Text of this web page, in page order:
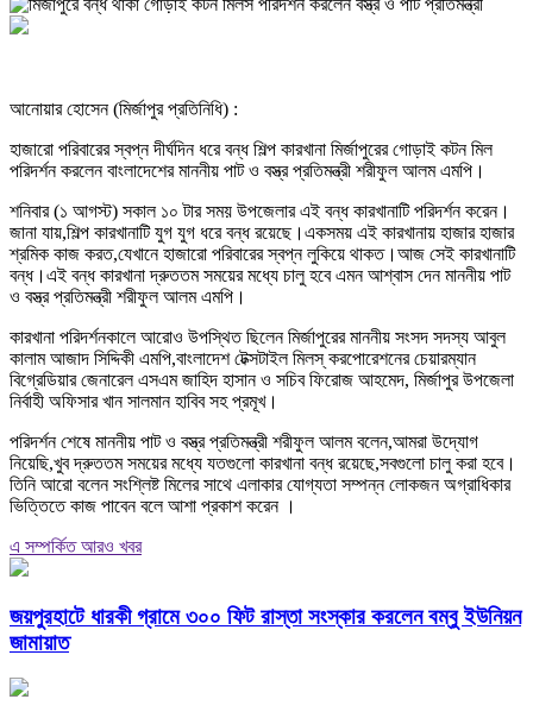
আনোয়ার হোসেন (মির্জাপুর প্রতিনিধি) :
হাজারো পরিবারের স্বপ্ন দীর্ঘদিন ধরে বন্ধ শিল্প কারখানা মির্জাপুরের গোড়াই কটন মিল
পরিদর্শন করলেন বাংলাদেশের মাননীয় পাট ও বস্ত্র প্রতিমন্ত্রী শরীফুল আলম এমপি।
শনিবার (১ আগস্ট) সকাল ১০ টার সময় উপজেলার এই বন্ধ কারখানাটি পরিদর্শন করেন।
জানা যায়,শিল্প কারখানাটি যুগ যুগ ধরে বন্ধ রয়েছে।একসময় এই কারখানায় হাজার হাজার
শ্রমিক কাজ করত,যেখানে হাজারো পরিবারের স্বপ্ন লুকিয়ে থাকত।আজ সেই কারখানাটি
বন্ধ।এই বন্ধ কারখানা দ্রুততম সময়ের মধ্যে চালু হবে এমন আশ্বাস দেন মাননীয় পাট
ও বস্ত্র প্রতিমন্ত্রী শরীফুল আলম এমপি।
কারখানা পরিদর্শনকালে আরোও উপস্থিত ছিলেন মির্জাপুরের মাননীয় সংসদ সদস্য আবুল
কালাম আজাদ সিদ্দিকী এমপি,বাংলাদেশ টেক্সটাইল মিলস্ করপোরেশনের চেয়ারম্যান
বিগ্রেডিয়ার জেনারেল এসএম জাহিদ হাসান ও সচিব ফিরোজ আহমেদ, মির্জাপুর উপজেলা
নির্বাহী অফিসার খান সালমান হাবিব সহ প্রমূখ।
পরিদর্শন শেষে মাননীয় পাট ও বস্ত্র প্রতিমন্ত্রী শরীফুল আলম বলেন,আমরা উদ্যোগ
নিয়েছি,খুব দ্রুততম সময়ের মধ্যে যতগুলো কারখানা বন্ধ রয়েছে,সবগুলো চালু করা হবে।
তিনি আরো বলেন সংশ্লিষ্ট মিলের সাথে এলাকার যোগ্যতা সম্পন্ন লোকজন অগ্রাধিকার
ভিত্তিতে কাজ পাবেন বলে আশা প্রকাশ করেন ।
এ সম্পর্কিত আরও খবর
জয়পুরহাটে ধারকী গ্রামে ৩০০ ফিট রাস্তা সংস্কার করলেন বম্বু ইউনিয়ন
জামায়াত